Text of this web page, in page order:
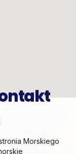
Morskiego